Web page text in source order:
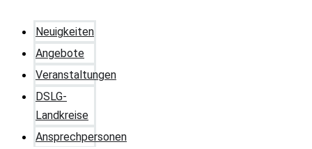
Neuigkeiten
Angebote
Veranstaltungen
DSLG-
Landkreise
Ansprechpersonen